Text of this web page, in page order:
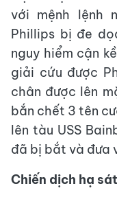
với mệnh lệnh
Phillips bị đe
nguy hiểm cận
giải cứu được
chân được lên
bắn chết 3 tên
lên tàu USS
đã bị bắt và đưa
Chiến dịch hạ